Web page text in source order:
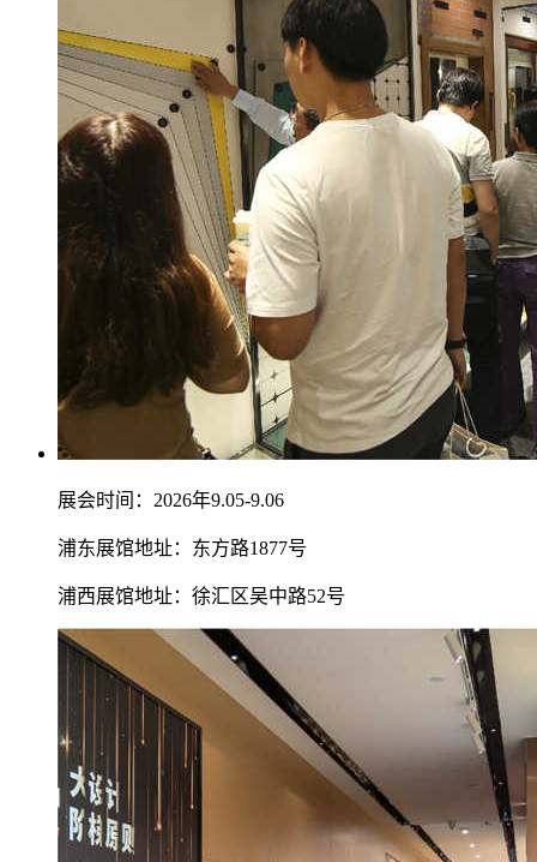
展会时间：2026年9.05-9.06
浦东展馆地址：东方路1877号
浦西展馆地址：徐汇区吴中路52号